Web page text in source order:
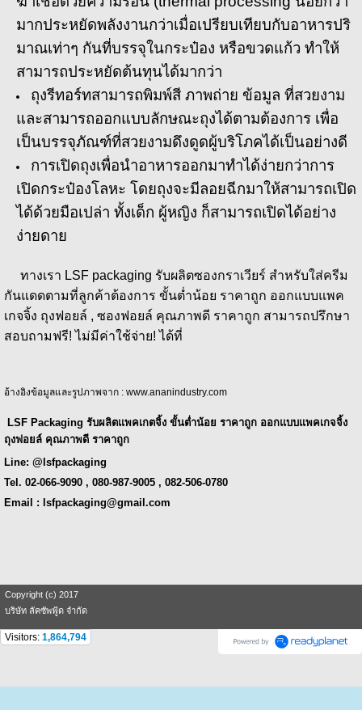
มากประหยัดพลังงานกว่าเมื่อเปรียบเทียบกับอาหารปริ
มาณเท่าๆ กันที่บรรจุในกระป๋อง หรือขวดแก้ว ทำให้
สามารถประหยัดต้นทุนได้มากว่า
ถุงรีทอร์ทสามารถพิมพ์สี ภาพถ่าย ข้อมูล ที่สวยงาม
และสามารถออกแบบลักษณะถุงได้ตามต้องการ เพื่อ
เป็นบรรจุภัณฑ์ที่สวยงามดึงดูดผู้บริโภคได้เป็นอย่างดี
การเปิดถุงเพื่อนำอาหารออกมาทำได้ง่ายกว่าการ
เปิดกระป๋องโลหะ โดยถุงจะมีลอยฉีกมาให้สามารถเปิด
ได้ด้วยมือเปล่า ทั้งเด็ก ผู้หญิง ก็สามารถเปิดได้อย่าง
ง่ายดาย
ทางเรา LSF packaging รับผลิตซองกราเวียร์ สำหรับใส่ครีม
กันแดดตามที่ลูกค้าต้องการ ขั้นต่ำน้อย ราคาถูก ออกแบบแพค
เกจจิ้ง ถุงฟอยล์ , ซองฟอยล์ คุณภาพดี ราคาถูก สามารถปรึกษา
สอบถามฟรี! ไม่มีค่าใช้จ่าย! ได้ที่
อ้างอิงข้อมูลและรูปภาพจาก : www.ananindustry.com
LSF Packaging รับผลิตแพคเกตจิ้ง ขั้นต่ำน้อย ราคาถูก ออกแบบแพคเกจจิ้ง
ถุงฟอยล์ คุณภาพดี ราคาถูก
Line: @lsfpackaging
Tel. 02-066-9090 , 080-987-9005 , 082-506-0780
Email : lsfpackaging@gmail.com
Copyright (c) 2017
บริษัท ลัคซัพฟู้ด จำกัด
Visitors: 1,864,794